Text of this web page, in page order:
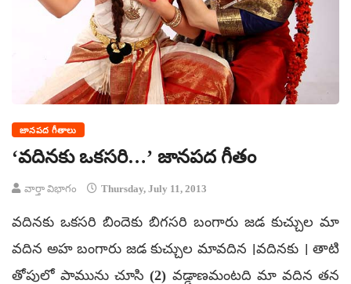
జానపద గీతాలు
‘వదినకు ఒకసరి…’ జానపద గీతం
వార్తా విభాగం Thursday, July 11, 2013
వదినకు ఒకసరి బిందెకు బిగసరి బంగారు జడ కుచ్చుల మా
వదిన అహ బంగారు జడ కుచ్చుల మావదిన ।వదినకు । తాటి
తోపులో పామును చూసి (2) వడ్డాణమంటది మా వదిన తన